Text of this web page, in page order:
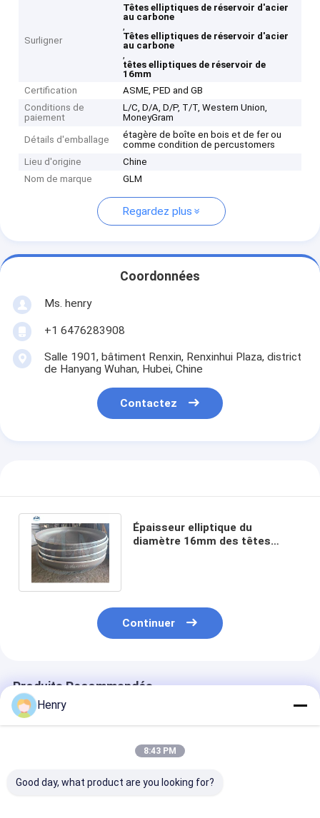
Surligner
Têtes elliptiques de réservoir d'acier
au carbone
,
Têtes elliptiques de réservoir d'acier
au carbone
,
têtes elliptiques de réservoir de
16mm
Certification
ASME, PED and GB
Conditions de
paiement
L/C, D/A, D/P, T/T, Western Union,
MoneyGram
Détails d'emballage
étagère de boîte en bois et de fer ou
comme condition de percustomers
Lieu d'origine
Chine
Nom de marque
GLM
Regardez plus
Coordonnées
Ms. henry
+1 6476283908
Salle 1901, bâtiment Renxin, Renxinhui Plaza, district
de Hanyang Wuhan, Hubei, Chine
Contactez
Épaisseur elliptique du
diamètre 16mm des têtes
Continuer
Produits Recommandés
Henry
8:43 PM
Good day, what product are you looking for?